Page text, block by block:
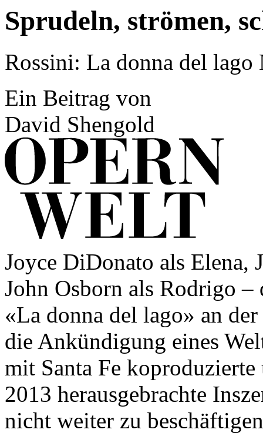
Sprudeln, strömen,
Rossini: La donna del
Ein Beitrag von
David Shengold
Joyce DiDonato als Elena,
John Osborn als Rodrigo –
«La donna del lago» an
die Ankündigung eines
mit Santa Fe
2013 herausgebrachte
nicht weiter zu